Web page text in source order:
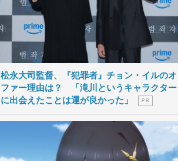
松永大司監督、『犯罪者』チョン・イルのオ
ファー理由は？ 「滝川というキャラクター
に出会えたことは運が良かった」
P R